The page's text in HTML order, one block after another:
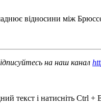
відносини між
на наш канал
текст і натисніть Ctrl